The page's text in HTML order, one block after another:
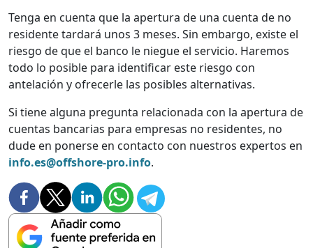
Tenga en cuenta que la apertura de una cuenta de no
residente tardará unos 3 meses. Sin embargo, existe el
riesgo de que el banco le niegue el servicio. Haremos
todo lo posible para identificar este riesgo con
antelación y ofrecerle las posibles alternativas.
Si tiene alguna pregunta relacionada con la apertura de
cuentas bancarias para empresas no residentes, no
dude en ponerse en contacto con nuestros expertos en
info.es@offshore-pro.info.